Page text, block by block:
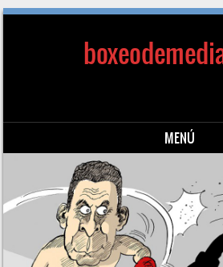
MENÚ
Saltar al contenido